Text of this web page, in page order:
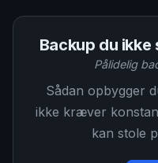
Backup du
Pålidelig
Sådan opbygger
ikke kræver
kan stole